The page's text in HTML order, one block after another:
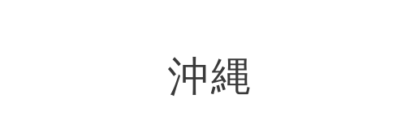
沖縄